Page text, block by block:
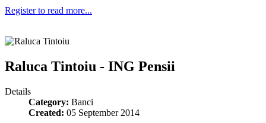
Register to read more...
Raluca Tintoiu - ING Pensii
Details
Category: Banci
Created: 05 September 2014